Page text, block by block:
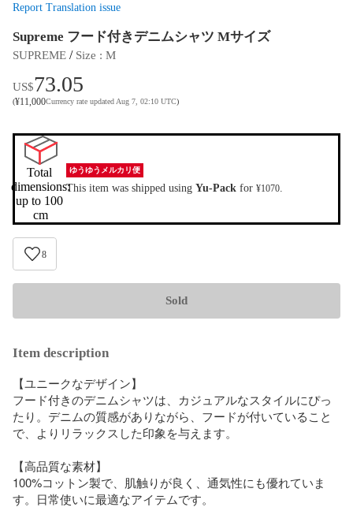
Report Translation issue
Supreme フード付きデニムシャツ Mサイズ
SUPREME / Size : M
US$73.05
(¥11,000Currency rate updated Aug 7, 02:10 UTC)
Total
dimensions:
up to 100
cm
ゆうゆうメルカリ便
This item was shipped using Yu-Pack for ¥1070.
8
Sold
Item description
【ユニークなデザイン】
フード付きのデニムシャツは、カジュアルなスタイルにぴっ
たり。デニムの質感がありながら、フードが付いていること
で、よりリラックスした印象を与えます。
【高品質な素材】
100%コットン製で、肌触りが良く、通気性にも優れていま
す。日常使いに最適なアイテムです。